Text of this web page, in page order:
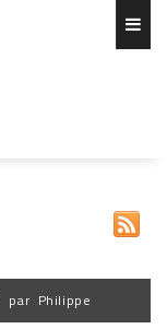
par Philippe